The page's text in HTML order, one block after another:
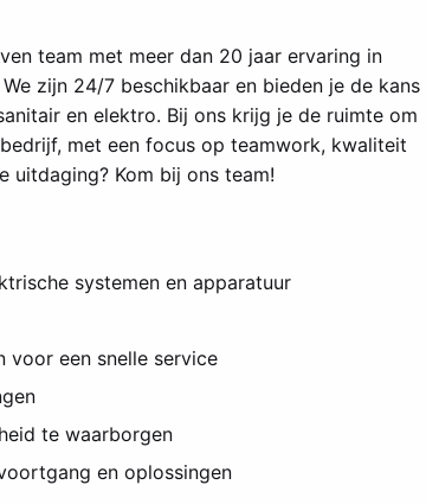
team met meer dan 20 jaar ervaring in
zijn 24/7 beschikbaar en bieden je de kans
en elektro. Bij ons krijg je de ruimte om
met een focus op teamwork, kwaliteit
uitdaging? Kom bij ons team!
systemen en apparatuur
voor een snelle service
te waarborgen
en oplossingen